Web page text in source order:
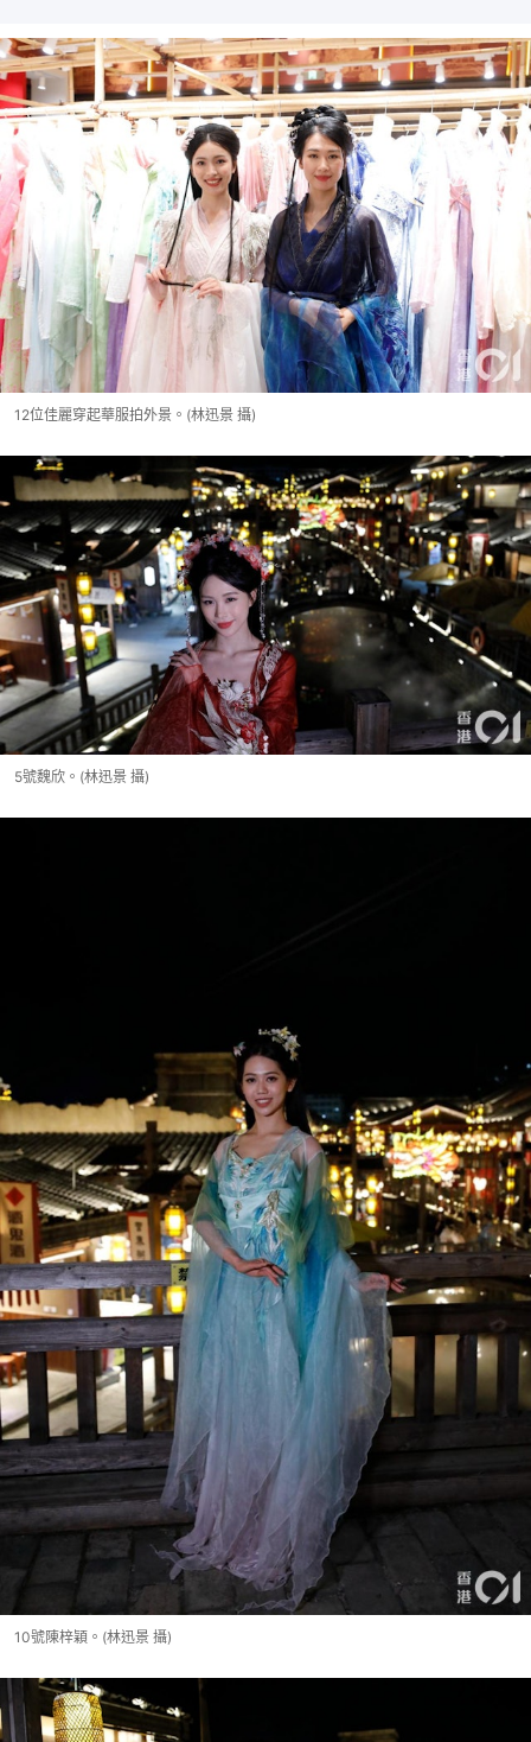
12位佳麗穿起華服拍外景。(林迅景 攝)
5號魏欣。(林迅景 攝)
10號陳梓穎。(林迅景 攝)